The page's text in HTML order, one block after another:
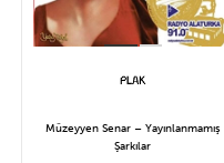
Müzeyyen Senar – Yayınlanmamış
Şarkılar